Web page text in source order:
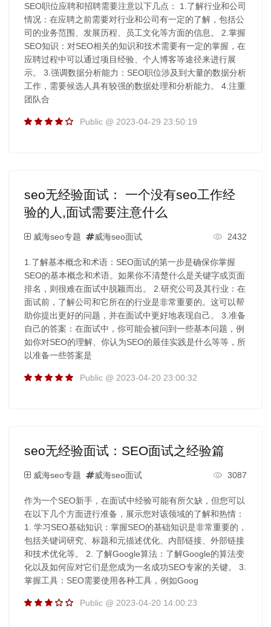
SEO职位应聘和招聘需要注意以下几点： 1.了解行业和公司
情况：在应聘之前需要对行业和公司有一定的了解，包括公
司的业务范围、发展历程、员工文化等方面的信息。 2.掌握
SEO知识：对SEO相关的知识和技术需要有一定的掌握，在
应聘过程中可以通过项目经验、个人博客等途径来进行展
示。 3.强调数据分析能力：SEO职位涉及到大量的数据分析
工作，需要候选人具有较强的数据处理和分析能力。 4.注重
团队合
Public @ 2023-04-29 23:50:19
seo无经验面试： 一个没有seo工作经
验的人,面试需要注意什么
威海seo专题 威海seo面试 2432
1.了解基本概念和术语：SEO面试的第一步是确保你掌握
SEO的基本概念和术语。如果你不清楚什么是关键字或页面
排名，则很难在面试中脱颖而出。 2.研究公司及其行业：在
面试前，了解公司和它所在的行业是非常重要的。这可以帮
助你提出更好的问题，并在面试中更好地表现自己。 3.准备
自己的答案：在面试中，你可能会被问到一些基本问题，例
如你对SEO的理解、你认为SEO的最佳实践是什么等等，所
以准备一些答案是
Public @ 2023-04-20 23:00:32
seo无经验面试：SEO面试之经验篇
威海seo专题 威海seo面试 3087
作为一个SEO新手，在面试中经验可能有所欠缺，但您可以
在以下几个方面进行准备，展示您对该领域的了解和热情：
1. 学习SEO基础知识：掌握SEO的基础知识是非常重要的，
包括关键词研究、标题和元描述优化、内部链接、外部链接
和技术优化等。 2. 了解Google算法：了解Google的算法变
化以及如何应对它们是您成为一名成功SEO专家的关键。 3.
掌握工具：SEO需要使用各种工具，例如Goog
Public @ 2023-04-20 14:00:23